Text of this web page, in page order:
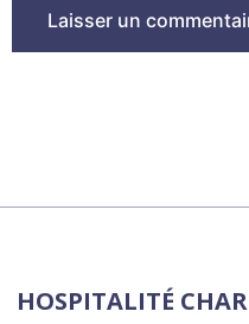
HOSPITALITÉ